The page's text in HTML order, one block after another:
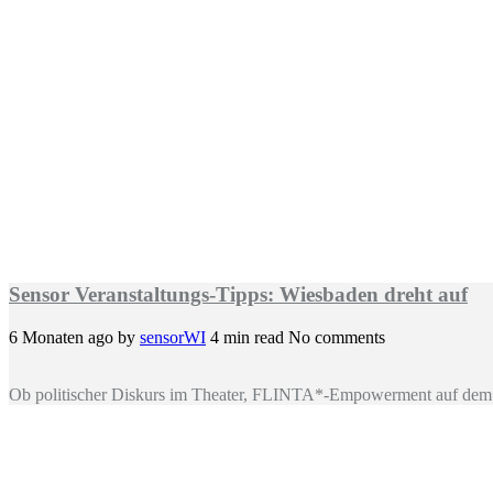
Sensor Veranstaltungs-Tipps: Wiesbaden dreht auf
6 Monaten ago by sensorWI 4 min read No comments
Ob politischer Diskurs im Theater, FLINTA*-Empowerment auf